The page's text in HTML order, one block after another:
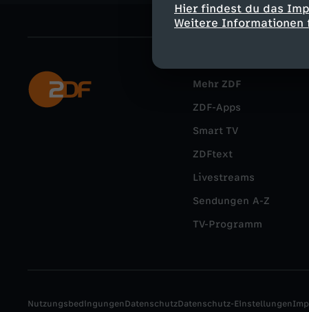
Hier findest du das
Weitere Informationen
Mehr ZDF
ZDF-Apps
Smart TV
ZDFtext
Livestreams
Sendungen A-Z
TV-Programm
NutzungsbedingungenDatenschutzDatenschutz-Einstellungen